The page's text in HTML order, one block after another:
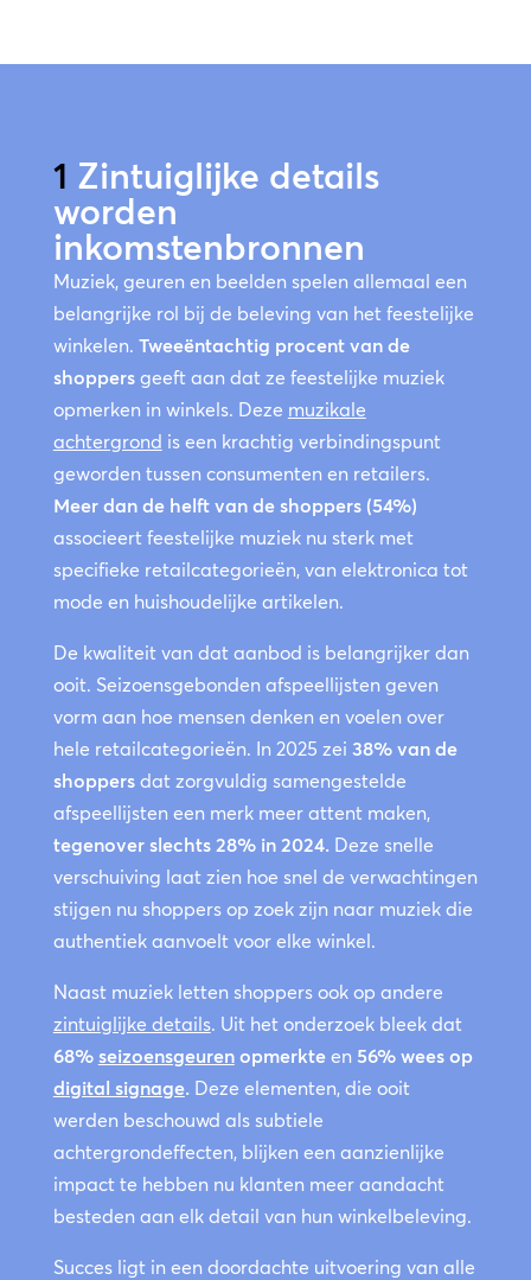
1 Zintuiglijke details
worden
inkomstenbronnen
Muziek, geuren en beelden spelen allemaal een
belangrijke rol bij de beleving van het feestelijke
winkelen. Tweeëntachtig procent van de
shoppersgeeft aan dat ze feestelijke muziek
opmerken in winkels. Deze muzikale
achtergrond is een krachtig verbindingspunt
geworden tussen consumenten en retailers.
Meer dan de helft van de shoppers (54%)
associeert feestelijke muziek nu sterk met
specifieke retailcategorieën, van elektronica tot
mode en huishoudelijke artikelen.
De kwaliteit van dat aanbod is belangrijker dan
ooit. Seizoensgebonden afspeellijsten geven
vorm aan hoe mensen denken en voelen over
hele retailcategorieën. In 2025 zei 38% van de
shoppersdat zorgvuldig samengestelde
afspeellijsten een merk meer attent maken,
tegenover slechts 28% in 2024.Deze snelle
verschuiving laat zien hoe snel de verwachtingen
stijgen nu shoppers op zoek zijn naar muziek die
authentiek aanvoelt voor elke winkel.
Naast muziek letten shoppers ook op andere
zintuiglijke details. Uit het onderzoek bleek dat
68% seizoensgeurenopmerkteen 56% wees op
digital signage.Deze elementen, die ooit
werden beschouwd als subtiele
achtergrondeffecten, blijken een aanzienlijke
impact te hebben nu klanten meer aandacht
besteden aan elk detail van hun winkelbeleving.
Succes ligt in een doordachte uitvoering van alle